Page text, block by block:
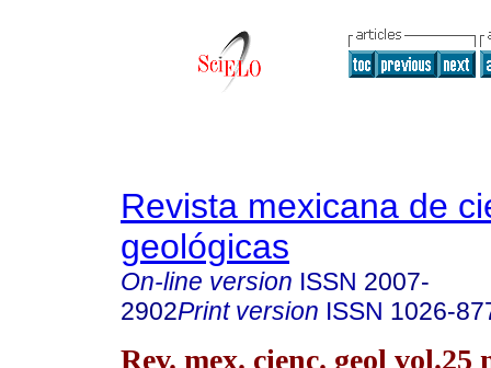
Revista mexicana de
geológicas
On-line version ISSN 2007-
2902Print version ISSN 1026-
Rev. mex. cienc. geol vol.25